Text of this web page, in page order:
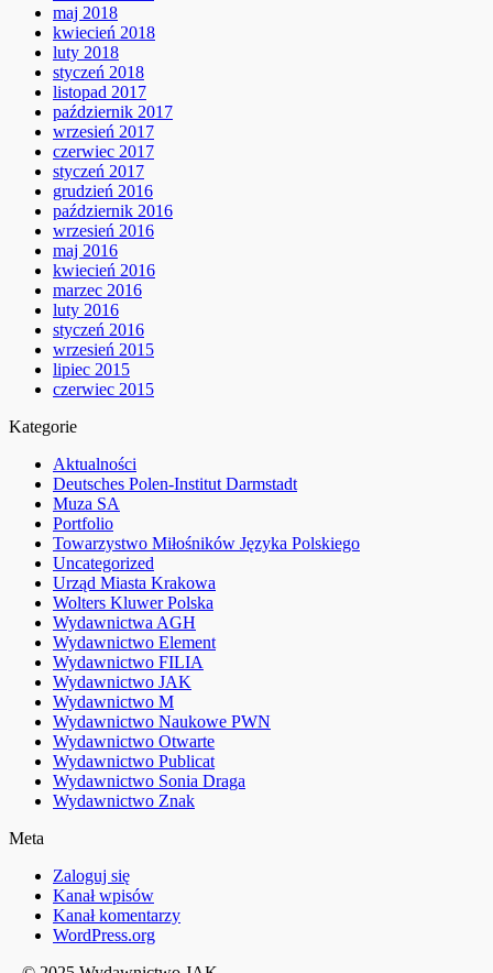
maj 2018
kwiecień 2018
luty 2018
styczeń 2018
listopad 2017
październik 2017
wrzesień 2017
czerwiec 2017
styczeń 2017
grudzień 2016
październik 2016
wrzesień 2016
maj 2016
kwiecień 2016
marzec 2016
luty 2016
styczeń 2016
wrzesień 2015
lipiec 2015
czerwiec 2015
Kategorie
Aktualności
Deutsches Polen-Institut Darmstadt
Muza SA
Portfolio
Towarzystwo Miłośników Języka Polskiego
Uncategorized
Urząd Miasta Krakowa
Wolters Kluwer Polska
Wydawnictwa AGH
Wydawnictwo Element
Wydawnictwo FILIA
Wydawnictwo JAK
Wydawnictwo M
Wydawnictwo Naukowe PWN
Wydawnictwo Otwarte
Wydawnictwo Publicat
Wydawnictwo Sonia Draga
Wydawnictwo Znak
Meta
Zaloguj się
Kanał wpisów
Kanał komentarzy
WordPress.org